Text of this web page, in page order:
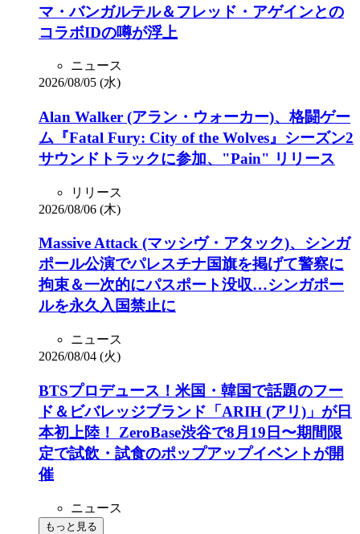
マ・バンガルテル＆フレッド・アゲインとの
コラボIDの噂が浮上
ニュース
2026/08/05 (水)
Alan Walker (アラン・ウォーカー)、格闘ゲー
ム『Fatal Fury: City of the Wolves』シーズン2
サウンドトラックに参加、"Pain" リリース
リリース
2026/08/06 (木)
Massive Attack (マッシヴ・アタック)、シンガ
ポール公演でパレスチナ国旗を掲げて警察に
拘束＆一次的にパスポート没収…シンガポー
ルを永久入国禁止に
ニュース
2026/08/04 (火)
BTSプロデュース！米国・韓国で話題のフー
ド＆ビバレッジブランド「ARIH (アリ)」が日
本初上陸！ ZeroBase渋谷で8月19日〜期間限
定で試飲・試食のポップアップイベントが開
催
ニュース
もっと見る